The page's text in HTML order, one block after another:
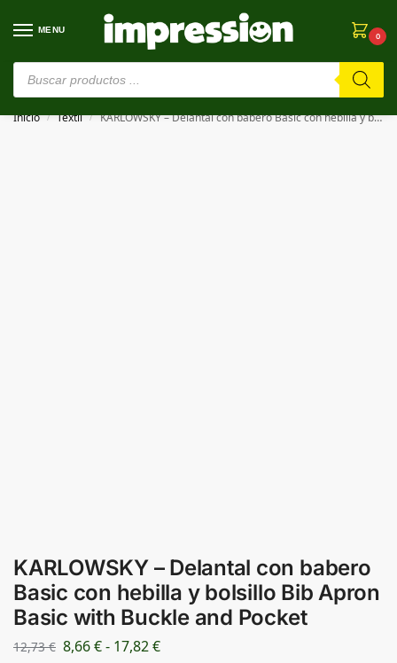
MENU
0
⚠️ Estamos en pruebas. Si algo falla, ¡Perdón!⚠️
Inicio / Textil / KARLOWSKY – Delantal con babero Basic con hebilla y bolsillo Bib Apron Basic with Buckle and Pocket
KARLOWSKY – Delantal con babero
Basic con hebilla y bolsillo Bib Apron
Basic with Buckle and Pocket
12,73€ 8,66€- 17,82€